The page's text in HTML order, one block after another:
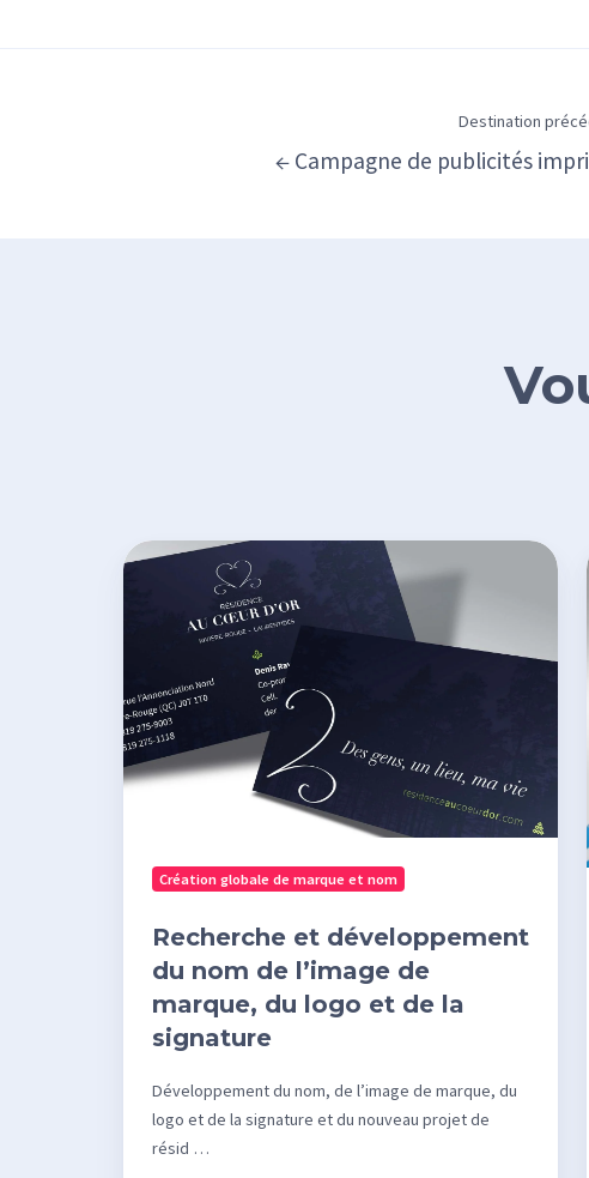
Destination
← Campagne de publicités
Recherche
développement
nom
de
l’image
de
logo
signature
Création globale de marque et nom
Recherche et développement
du nom de l’image de
marque, du logo et de la
signature
Développement du nom, de l’image de marque, du
logo et de la signature et du nouveau projet de
résid …